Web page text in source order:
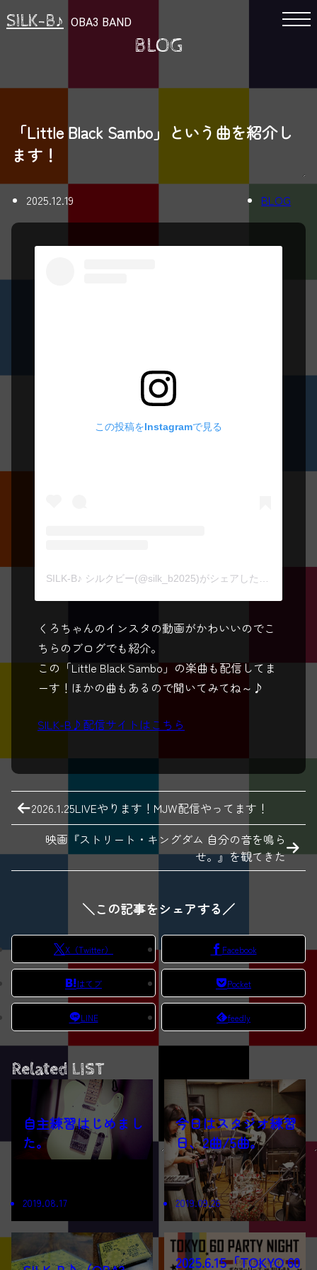
SILK-B♪ OBA3 BAND
BLOG
「Little Black Sambo」という曲を紹介し
ます！
2025.12.19 BLOG
この投稿をInstagramで見る
SILK-B♪ シルクビー(@silk_b2025)がシェアした投稿
くろちゃんのインスタの動画がかわいいのでこ
ちらのブログでも紹介。
この「Little Black Sambo」の楽曲も配信してま
ーす！ほかの曲もあるので聞いてみてね～♪
SILK-B♪配信サイトはこちら
2026.1.25LIVEやります！MJW配信やってます！
映画『ストリート・キングダム 自分の音を鳴ら
せ。』を観てきた
＼この記事をシェアする／
X（Twitter） Facebook
はてブ Pocket
LINE feedly
Related LIST
自主練習はじめまし
た。
2019.08.17
今日はスタジオ練習
日、2曲/5曲。
2019.09.26
2025.6.15「TOKYO 60